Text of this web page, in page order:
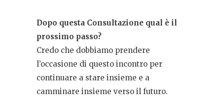
Dopo questa Consultazione qual è il
prossimo passo?
Credo che dobbiamo prendere
l’occasione di questo incontro per
continuare a stare insieme e a
camminare insieme verso il futuro.